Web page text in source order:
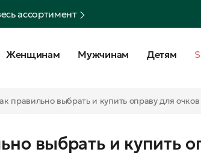
ассортимент
Женщинам Мужчинам Детям
правильно выбрать и купить оправу для очков
выбрать и купить